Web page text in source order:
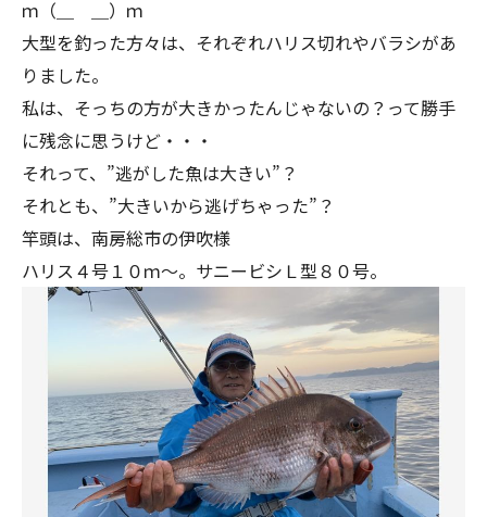
ｍ（＿ ＿）ｍ
大型を釣った方々は、それぞれハリス切れやバラシがあ
りました。
私は、そっちの方が大きかったんじゃないの？って勝手
に残念に思うけど・・・
それって、”逃がした魚は大きい”？
それとも、”大きいから逃げちゃった”？
竿頭は、南房総市の伊吹様
ハリス４号１０ｍ～。サニービシＬ型８０号。